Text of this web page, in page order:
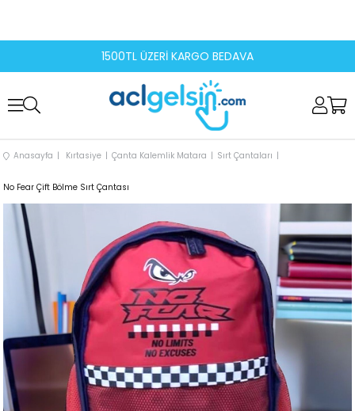
1500TL ÜZERİ KARGO BEDAVA
Anasayfa Kırtasiye Çanta Kalemlik Matara Sırt Çantaları
No Fear Çift Bölme Sırt Çantası